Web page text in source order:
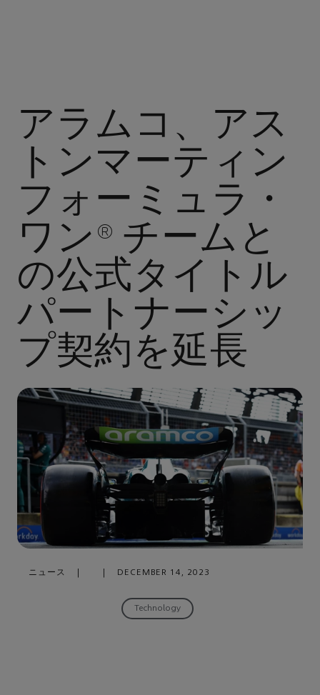
アラムコ、アス
トンマーティン
フォーミュラ・
ワン® チームと
の公式タイトル
パートナーシッ
プ契約を延長
ニュース DECEMBER 14, 2023
Technology